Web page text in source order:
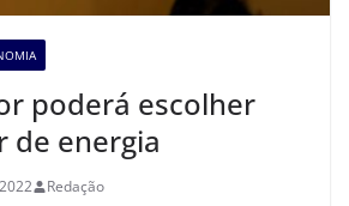
poderá escolher
de energia
Redação